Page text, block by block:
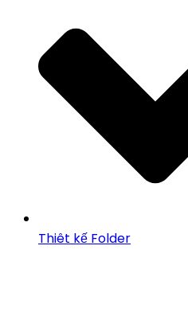
Thiêt kế Folder